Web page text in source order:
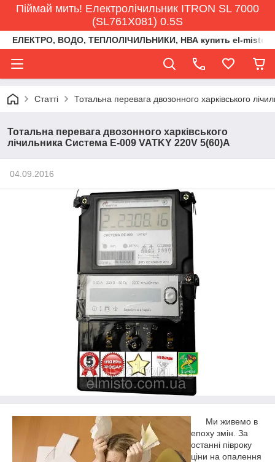
Піймай мить! Електролічильник ITRON SL 7000
(SL761X081) 0.5S
ЕЛЕКТРО, ВОДО, ТЕПЛОЛІЧИЛЬНИКИ, НВА купить el-
Статті Тотальна перевага двозонного харківського
Тотальна перевага двозонного харківського
лічильника Система Е-009 VATKY 220V 5(60)A
04.09.2016
Ми живемо в
епоху змін. За
останні півроку
ціни на опалення